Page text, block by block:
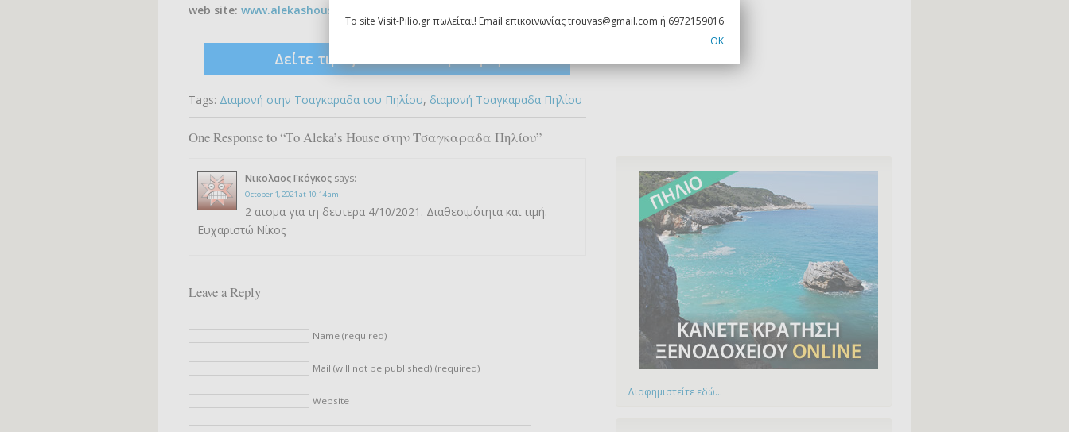
web site: www.alekashouse.com
Δείτε τιμές και κάνετε κράτηση
Tags: Διαμονή στην Τσαγκαραδα του Πηλίου, διαμονή Τσαγκαραδα Πηλίου
One Response to “Το Aleka’s House στην Τσαγκαραδα Πηλίου”
Νικολαος Γκόγκος says:
October 1, 2021 at 10:14 am
2 ατομα για τη δευτερα 4/10/2021. Διαθεσιμότητα και τιμή.
Ευχαριστώ.Νίκος
Leave a Reply
Name (required)
Mail (will not be published) (required)
Website
Διαφημιστείτε εδώ...
To site Visit-Pilio.gr πωλείται! Email επικοινωνίας trouvas@gmail.com ή 6972159016
OK